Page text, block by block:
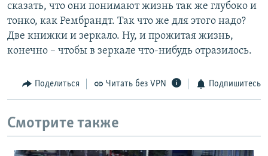
сказать, что они понимают жизнь так же глубоко и
тонко, как Рембрандт. Так что же для этого надо?
Две книжки и зеркало. Ну, и прожитая жизнь,
конечно – чтобы в зеркале что-нибудь отразилось.
Поделиться Читать без VPN Подпишитесь
Смотрите также